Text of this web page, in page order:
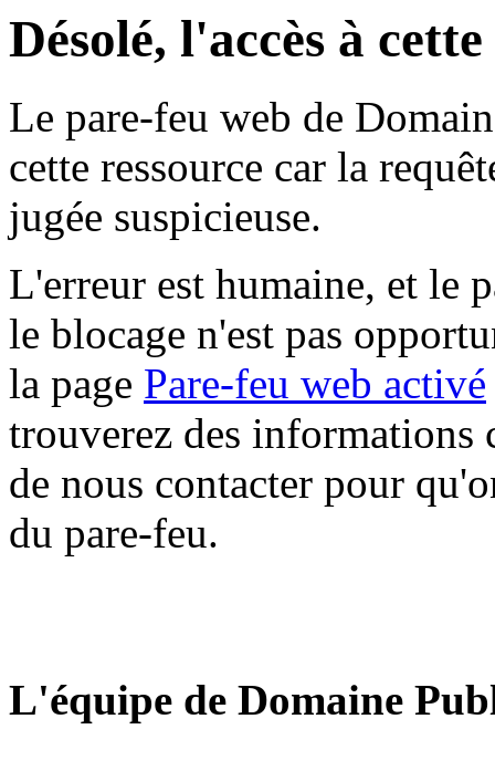
Désolé, l'accès à
Le pare-feu web de
cette ressource car la
jugée suspicieuse.
L'erreur est humaine, et le
le blocage n'est pas
la page Pare-feu web activé
trouverez des informations
de nous contacter pour
du pare-feu.
L'équipe de Domaine